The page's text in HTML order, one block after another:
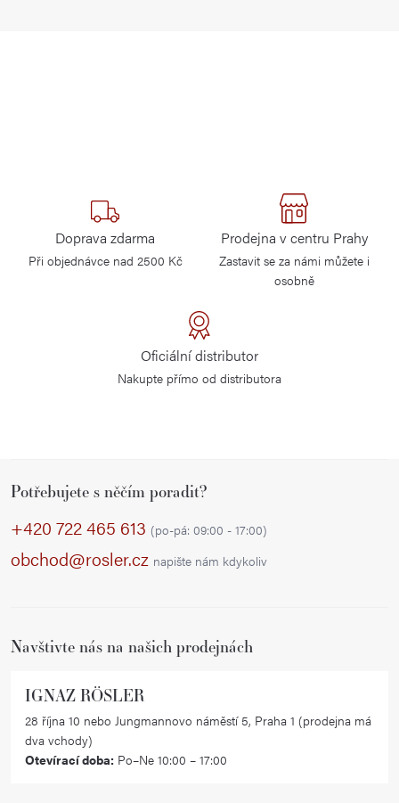
Doprava zdarma
Při objednávce nad 2500 Kč
Prodejna v centru Prahy
Zastavit se za námi můžete i
osobně
Oficiální distributor
Nakupte přímo od distributora
Potřebujete s něčím poradit?
+420 722 465 613 (po-pá: 09:00 - 17:00)
obchod@rosler.cz napište nám kdykoliv
Navštivte nás na našich prodejnách
IGNAZ RÖSLER
28 října 10 nebo Jungmannovo náměstí 5, Praha 1 (prodejna má
dva vchody)
Otevírací doba: Po–Ne 10:00 – 17:00